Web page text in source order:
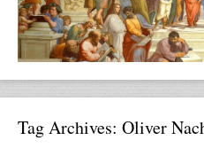
Tag Archives: Oliver